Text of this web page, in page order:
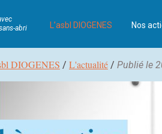
abri
L’asbl DIOGENES Nos
DIOGENES / L'actualité/ Publié le